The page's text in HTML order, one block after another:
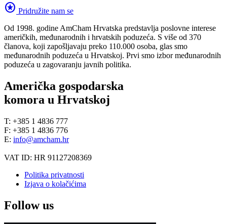
stars Pridružite nam se
Od 1998. godine AmCham Hrvatska predstavlja poslovne interese
američkih, međunarodnih i hrvatskih poduzeća. S više od 370
članova, koji zapošljavaju preko 110.000 osoba, glas smo
međunarodnih poduzeća u Hrvatskoj. Prvi smo izbor međunarodnih
poduzeća u zagovaranju javnih politika.
Američka gospodarska
komora u Hrvatskoj
T: +385 1 4836 777
F: +385 1 4836 776
E: info@amcham.hr
VAT ID: HR 91127208369
Politika privatnosti
Izjava o kolačićima
Follow us